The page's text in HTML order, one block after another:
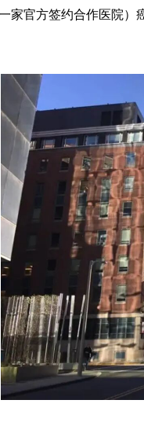
家官方签约合作医院）